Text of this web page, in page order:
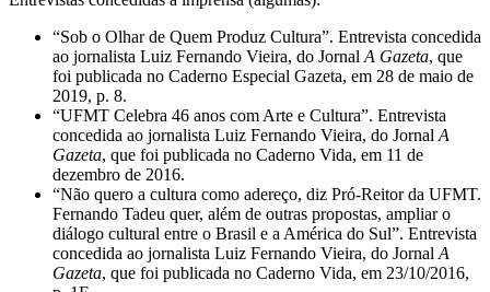
“Sob o Olhar de Quem Produz Cultura”. Entrevista concedida
ao jornalista Luiz Fernando Vieira, do JornalA Gazeta, que
foi publicada no Caderno Especial Gazeta, em 28 de maio de
2019, p. 8.
“UFMT Celebra 46 anos com Arte e Cultura”. Entrevista
concedida ao jornalista Luiz Fernando Vieira, do JornalA
Gazeta, que foi publicada no Caderno Vida, em 11 de
dezembro de 2016.
“Não quero a cultura como adereço, diz Pró-Reitor da UFMT.
Fernando Tadeu quer, além de outras propostas, ampliar o
diálogo cultural entre o Brasil e a América do Sul”. Entrevista
concedida ao jornalista Luiz Fernando Vieira, do JornalA
Gazeta, que foi publicada no Caderno Vida, em 23/10/2016,